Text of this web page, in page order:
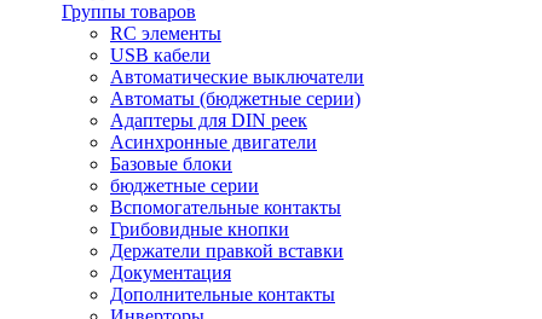
Группы товаров
RC элементы
USB кабели
Автоматические выключатели
Автоматы (бюджетные серии)
Адаптеры для DIN реек
Асинхронные двигатели
Базовые блоки
бюджетные серии
Вспомогательные контакты
Грибовидные кнопки
Держатели правкой вставки
Документация
Дополнительные контакты